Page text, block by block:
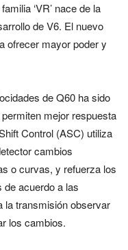
‘VR’ nace de la
de V6. El nuevo
ofrecer mayor poder y
de Q60 ha sido
mejor respuesta
Control (ASC) utiliza
cambios
o curvas, y refuerza los
acuerdo a las
la transmisión observar
los cambios.